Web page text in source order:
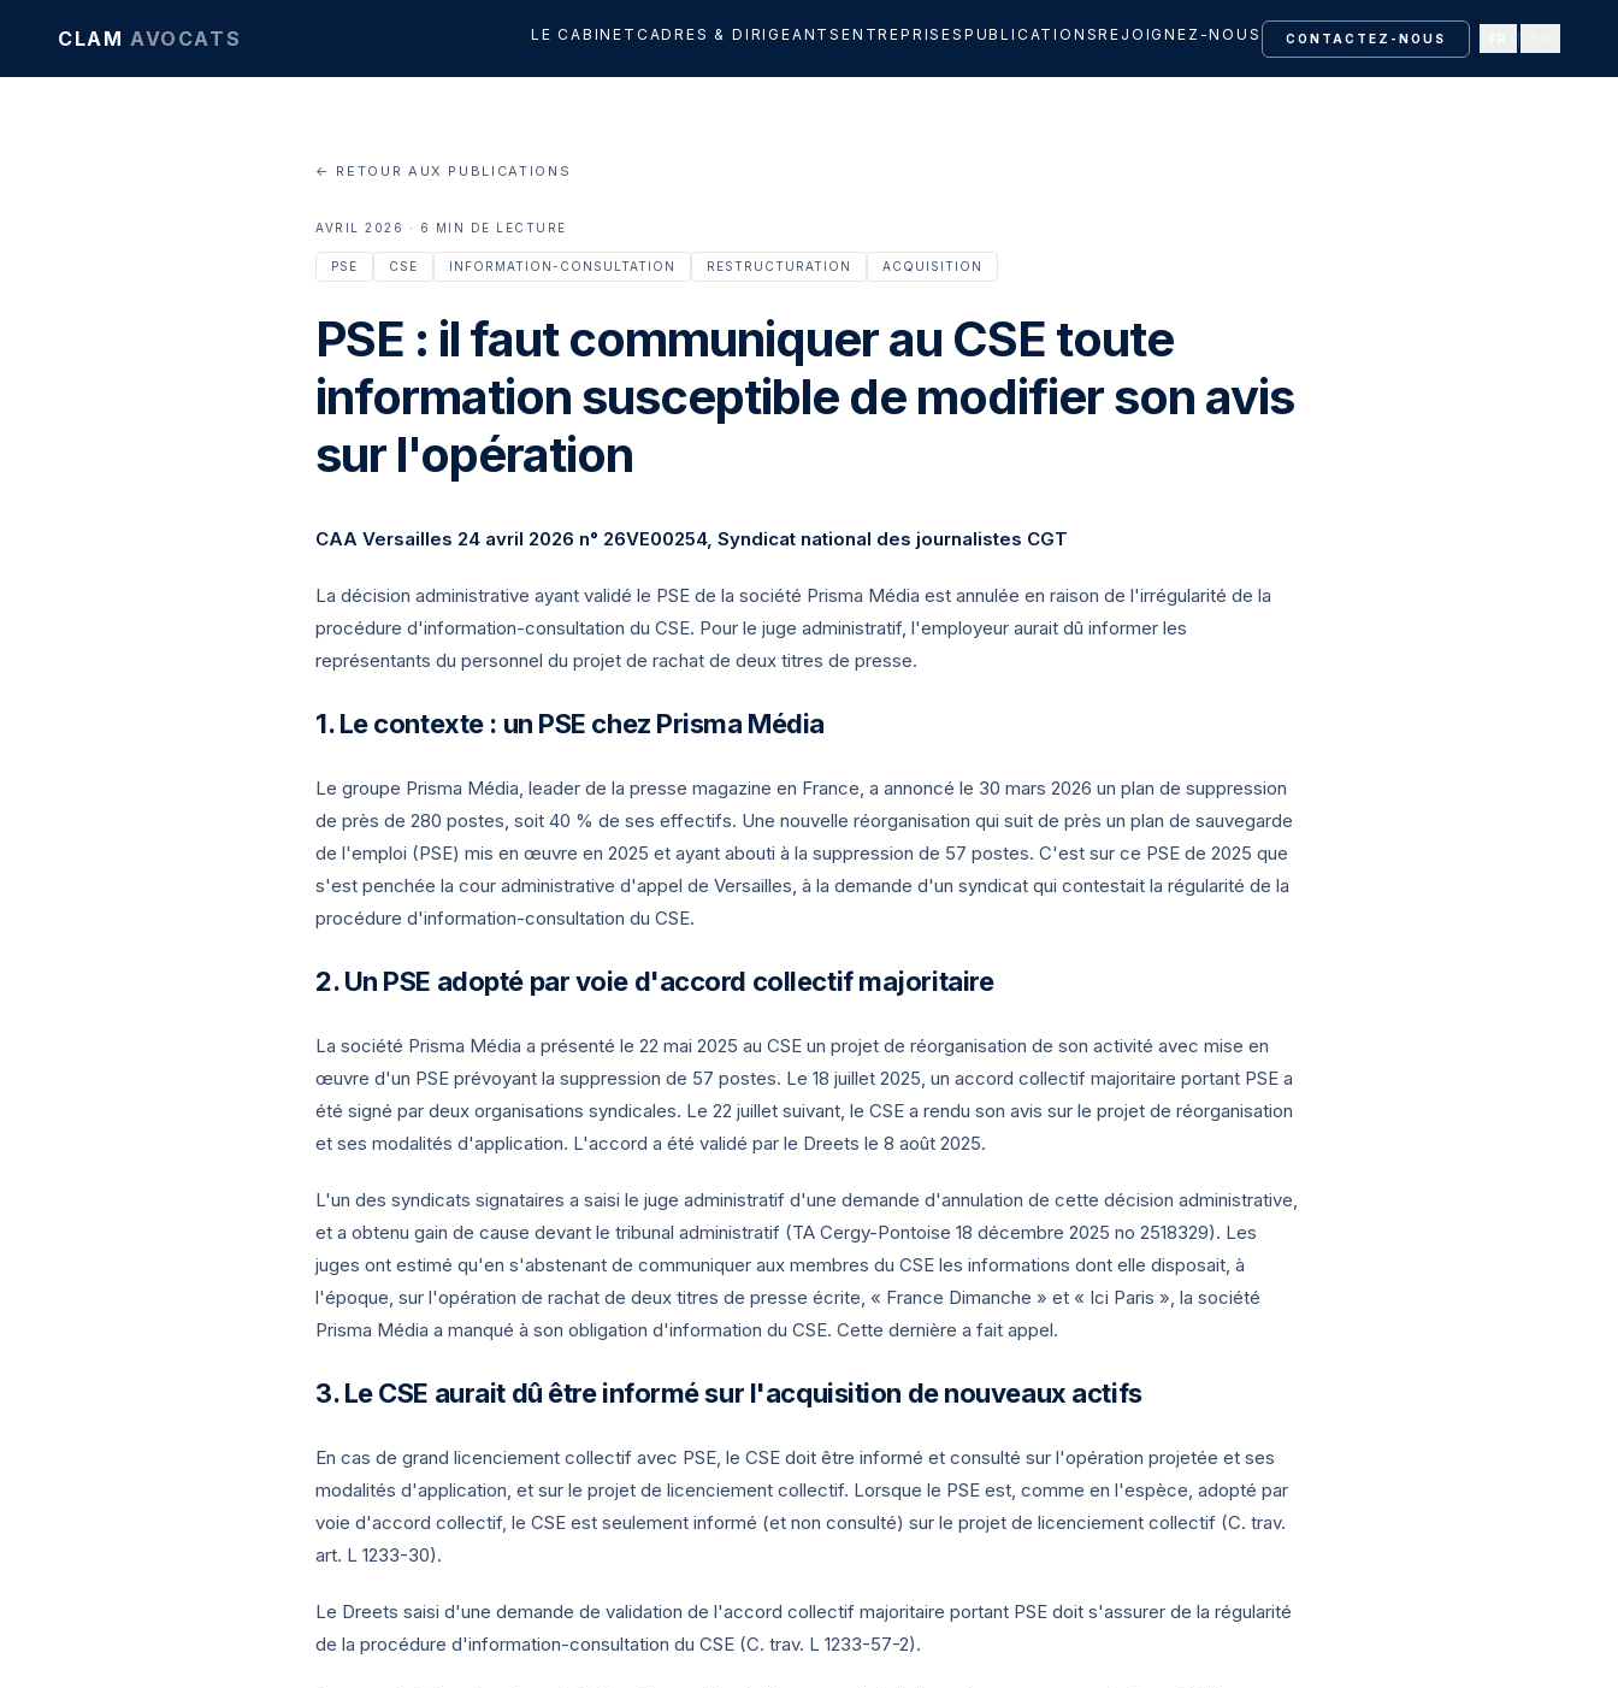
CLAM AVOCATS LE CABINET CADRES & DIRIGEANTS ENTREPRISES PUBLICATIONSREJOIGNEZ-NOUS CONTACTEZ-NOUS
← RETOUR AUX PUBLICATIONS
AVRIL 2026 · 6 MIN DE LECTURE
PSE CSE INFORMATION-CONSULTATION RESTRUCTURATION ACQUISITION
PSE : il faut communiquer au CSE toute
information susceptible de modifier son avis
sur l'opération
CAA Versailles 24 avril 2026 n° 26VE00254, Syndicat national des journalistes CGT
La décision administrative ayant validé le PSE de la société Prisma Média est annulée en raison de l'irrégularité de la
procédure d'information-consultation du CSE. Pour le juge administratif, l'employeur aurait dû informer les
représentants du personnel du projet de rachat de deux titres de presse.
Le contexte : un PSE chez Prisma Média
Le groupe Prisma Média, leader de la presse magazine en France, a annoncé le 30 mars 2026 un plan de suppression
de près de 280 postes, soit 40 % de ses effectifs. Une nouvelle réorganisation qui suit de près un plan de sauvegarde
de l'emploi (PSE) mis en œuvre en 2025 et ayant abouti à la suppression de 57 postes. C'est sur ce PSE de 2025 que
s'est penchée la cour administrative d'appel de Versailles, à la demande d'un syndicat qui contestait la régularité de la
procédure d'information-consultation du CSE.
Un PSE adopté par voie d'accord collectif majoritaire
La société Prisma Média a présenté le 22 mai 2025 au CSE un projet de réorganisation de son activité avec mise en
œuvre d'un PSE prévoyant la suppression de 57 postes. Le 18 juillet 2025, un accord collectif majoritaire portant PSE a
été signé par deux organisations syndicales. Le 22 juillet suivant, le CSE a rendu son avis sur le projet de réorganisation
et ses modalités d'application. L'accord a été validé par le Dreets le 8 août 2025.
L'un des syndicats signataires a saisi le juge administratif d'une demande d'annulation de cette décision administrative,
et a obtenu gain de cause devant le tribunal administratif (TA Cergy-Pontoise 18 décembre 2025 no 2518329). Les
juges ont estimé qu'en s'abstenant de communiquer aux membres du CSE les informations dont elle disposait, à
l'époque, sur l'opération de rachat de deux titres de presse écrite, « France Dimanche » et « Ici Paris », la société
Prisma Média a manqué à son obligation d'information du CSE. Cette dernière a fait appel.
Le CSE aurait dû être informé sur l'acquisition de nouveaux actifs
En cas de grand licenciement collectif avec PSE, le CSE doit être informé et consulté sur l'opération projetée et ses
modalités d'application, et sur le projet de licenciement collectif. Lorsque le PSE est, comme en l'espèce, adopté par
voie d'accord collectif, le CSE est seulement informé (et non consulté) sur le projet de licenciement collectif (C. trav.
art. L 1233-30).
Le Dreets saisi d'une demande de validation de l'accord collectif majoritaire portant PSE doit s'assurer de la régularité
de la procédure d'information-consultation du CSE (C. trav. L 1233-57-2).